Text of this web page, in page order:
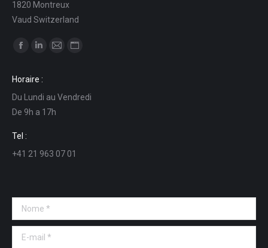
1820 Montreux
Vaud Switzerland
Ci puoi trovare su:
opens
in
new
window
opens
in
new
in
opens
Horaire :
Du Lundi au Vendredi
De 9h a 17h
Tel :
+41 21 963 07 01
Nome *
E-mail *